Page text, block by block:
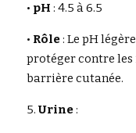
• pH : 4.5 à 6.5
• Rôle : Le pH
protéger contre
barrière cutanée.
5. Urine :